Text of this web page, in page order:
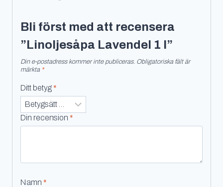
Bli först med att recensera
”Linoljesåpa Lavendel 1 l”
Din e-postadress kommer inte publiceras. Obligatoriska fält är
märkta *
Ditt betyg *
Din recension *
Namn *